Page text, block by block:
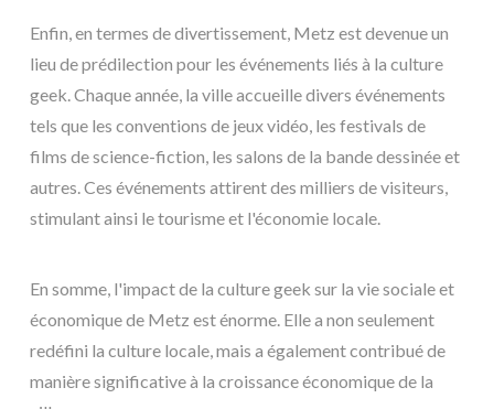
Enfin, en termes de divertissement, Metz est devenue un
lieu de prédilection pour les événements liés à la culture
geek. Chaque année, la ville accueille divers événements
tels que les conventions de jeux vidéo, les festivals de
films de science-fiction, les salons de la bande dessinée et
autres. Ces événements attirent des milliers de visiteurs,
stimulant ainsi le tourisme et l'économie locale.
En somme, l'impact de la culture geek sur la vie sociale et
économique de Metz est énorme. Elle a non seulement
redéfini la culture locale, mais a également contribué de
manière significative à la croissance économique de la